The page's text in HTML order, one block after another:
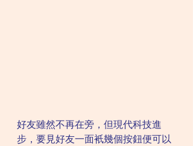
好友雖然不再在旁，但現代科技進
步，要見好友一面衹幾個按鈕便可以